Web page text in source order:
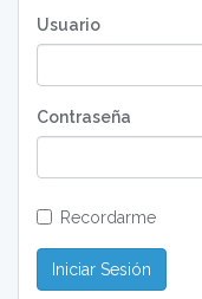
Usuario
Contraseña
Recordarme
Iniciar Sesión